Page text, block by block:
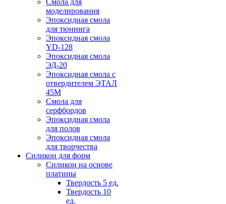
Смола для
моделирования
Эпоксидная смола
для тюнинга
Эпоксидная смола
YD-128
Эпоксидная смола
ЭД-20
Эпоксидная смола с
отвердителем ЭТАЛ
45М
Смола для
серфбордов
Эпоксидная смола
для полов
Эпоксидная смола
для творчества
Силикон для форм
Силикон на основе
платины
Твердость 5 ед.
Твердость 10
ед.